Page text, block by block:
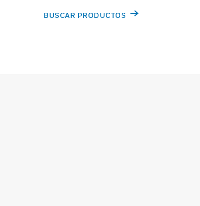
BUSCAR PRODUCTOS